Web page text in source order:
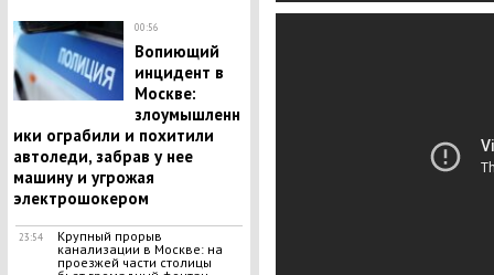
00:56
​Вопиющий
инцидент в
Москве:
злоумышленн
ики ограбили и похитили
автоледи, забрав у нее
машину и угрожая
электрошокером
23:54
​Крупный прорыв
канализации в Москве: на
проезжей части столицы